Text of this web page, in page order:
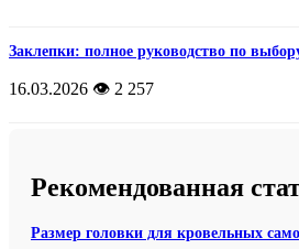
Заклепки: полное руководство по
16.03.2026 👁️ 2 257
Рекомендованная
Размер головки для кровельных